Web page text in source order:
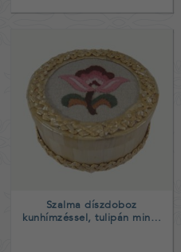
Szalma díszdoboz
kunhímzéssel, tulipán minta